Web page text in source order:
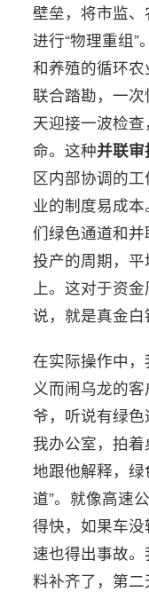
壁垒，将市监
进行“物理重组
和养殖的循环
联合踏勘，一
天迎接一波检
命。这种并联
区内部协调的
业的制度易成
们绿色通道和
投产的周期，
上。这对于资
说，就是真金白
在实际操作中，
义而闹乌龙的
爷，听说有绿
我办公室，拍
地跟他解释，绿
道”。就像高速
得快，如果车
速也得出事故
料补齐了，第